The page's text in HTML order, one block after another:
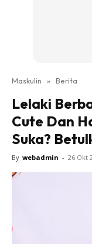
Maskulin » Berita
Lelaki
Cute Dan
Suka?
By webadmin - 26 Okt